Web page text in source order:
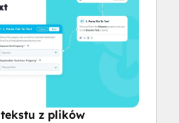
będziesz mógł
pole tekstowe i zwrócić
te słowa
można łatwo
kilku minut.
z plików